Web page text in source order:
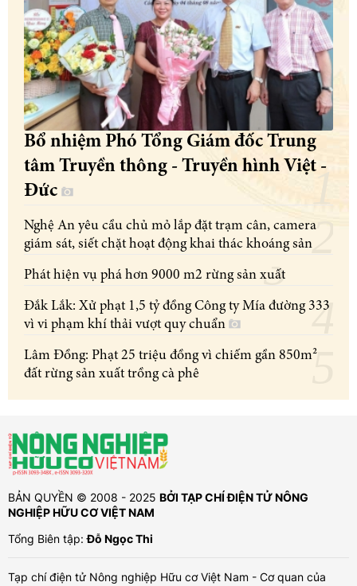
Bổ nhiệm Phó Tổng Giám đốc Trung
tâm Truyền thông - Truyền hình Việt -
Đức
Nghệ An yêu cầu chủ mỏ lắp đặt trạm cân, camera
giám sát, siết chặt hoạt động khai thác khoáng sản
Phát hiện vụ phá hơn 9000 m2 rừng sản xuất
Đắk Lắk: Xử phạt 1,5 tỷ đồng Công ty Mía đường 333
vì vi phạm khí thải vượt quy chuẩn
Lâm Đồng: Phạt 25 triệu đồng vì chiếm gần 850m²
đất rừng sản xuất trồng cà phê
BẢN QUYỀN © 2008 - 2025 BỞI TẠP CHÍ ĐIỆN TỬ NÔNG
NGHIỆP HỮU CƠ VIỆT NAM
Tổng Biên tập:Đỗ Ngọc Thi
Tạp chí điện tử Nông nghiệp Hữu cơ Việt Nam - Cơ quan của